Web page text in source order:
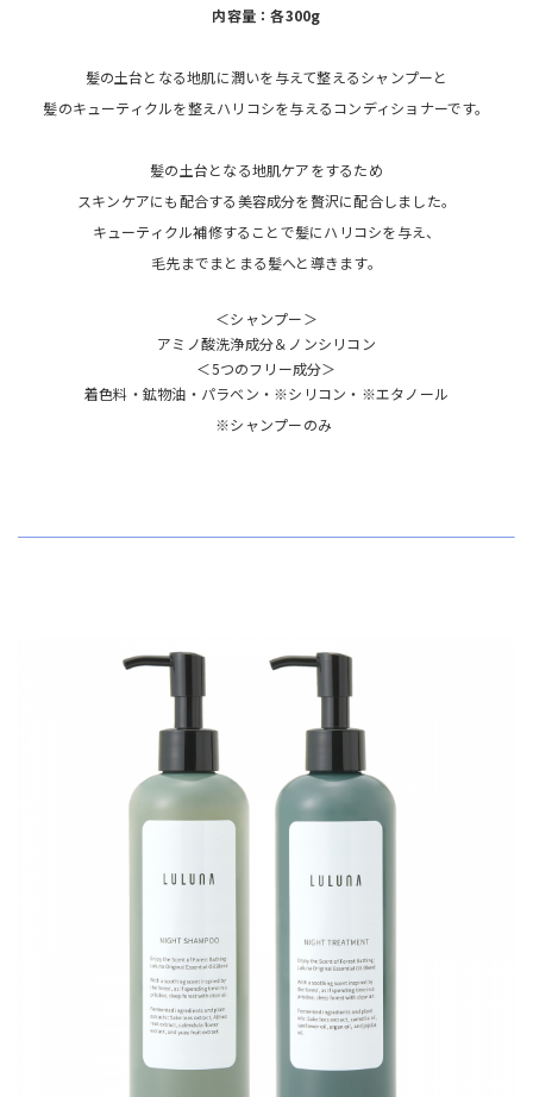
内容量：各300g
髪の土台となる地肌に潤いを与えて整えるシャンプーと
髪のキューティクルを整えハリコシを与えるコンディショナーです。
髪の土台となる地肌ケアをするため
スキンケアにも配合する美容成分を贅沢に配合しました。
キューティクル補修することで髪にハリコシを与え、
毛先までまとまる髪へと導きます。
＜シャンプー＞
アミノ酸洗浄成分＆ノンシリコン
＜5つのフリー成分＞
着色料・鉱物油・パラベン・※シリコン・※エタノール
※シャンプーのみ